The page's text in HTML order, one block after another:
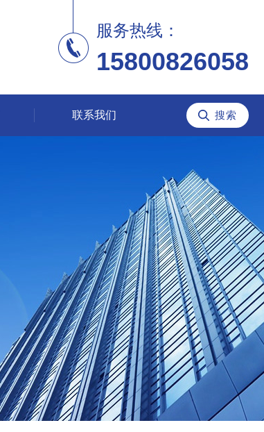
服务热线：
15800826058
联系我们